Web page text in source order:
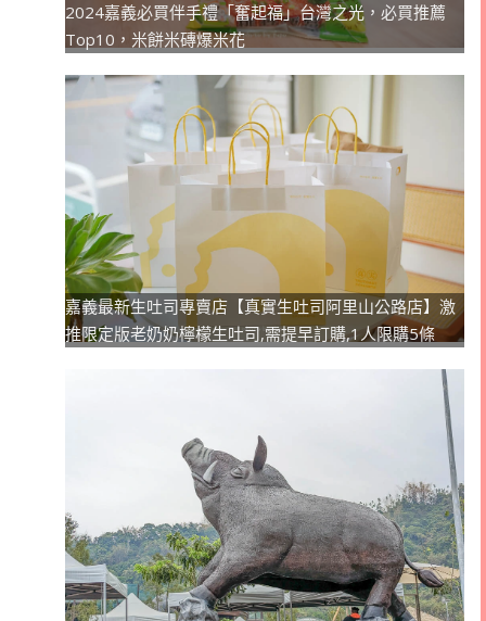
2024嘉義必買伴手禮「奮起福」台灣之光，必買推薦
Top10，米餅米磚爆米花
嘉義最新生吐司專賣店【真實生吐司阿里山公路店】激
推限定版老奶奶檸檬生吐司,需提早訂購,1人限購5條